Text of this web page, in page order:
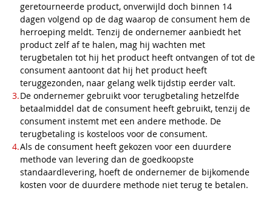
geretourneerde product, onverwijld doch binnen 14
dagen volgend op de dag waarop de consument hem de
herroeping meldt. Tenzij de ondernemer aanbiedt het
product zelf af te halen, mag hij wachten met
terugbetalen tot hij het product heeft ontvangen of tot de
consument aantoont dat hij het product heeft
teruggezonden, naar gelang welk tijdstip eerder valt.
De ondernemer gebruikt voor terugbetaling hetzelfde
betaalmiddel dat de consument heeft gebruikt, tenzij de
consument instemt met een andere methode. De
terugbetaling is kosteloos voor de consument.
Als de consument heeft gekozen voor een duurdere
methode van levering dan de goedkoopste
standaardlevering, hoeft de ondernemer de bijkomende
kosten voor de duurdere methode niet terug te betalen.